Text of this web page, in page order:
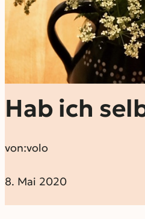
Hab ich
von:volo
8. Mai 2020